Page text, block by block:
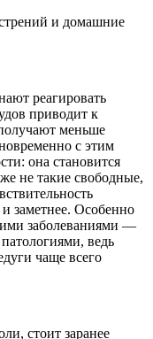
реагировать
приводит к
меньше
с этим
она становится
не такие свободные,
заметнее. Особенно
заболеваниями —
ведь
чаще всего
стоит заранее